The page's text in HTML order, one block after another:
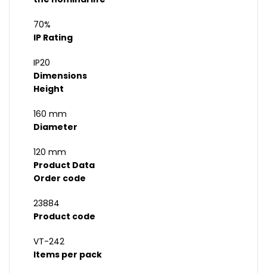
70%
IP Rating
IP20
Dimensions
Height
160 mm
Diameter
120 mm
Product Data
Order code
23884
Product code
VT-242
Items per pack